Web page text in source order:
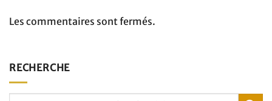
Les commentaires sont fermés.
RECHERCHE